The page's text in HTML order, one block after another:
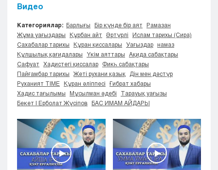
Жезказган
Кокшетау
Костанай
Кызылорда
Павлодар
Петропавловск
Семей
Талдыкорган
Туркестан
Уральск
Усть-Каменогорск
Шымкент
Видео
Категориялар: Барлығы Бір күнде бір аят
Рамазан
Жұма уағыздары
Құрбан айт Әртүрлі
Ислам тарихы (Сира)
Сахабалар тарихы
Құран қиссалары Уағыздар
намаз
Құлшылық қағидалары
Үкім аяттары
Ақида сабақтары
Сафуат
Хадистегі қиссалар
Фикһ сабақтары
Пайғамбар тарихы
Жеті рухани қазық
Дін мен дәстүр
Руханият TIME
Құран әліппесі
Ғибрат хабары
Хадис тағылымы
Мұсылман әдебі
Тарауық уағызы
Бекет | Ерболат Жүсіпов
БАС ИМАМ АЙДАРЫ